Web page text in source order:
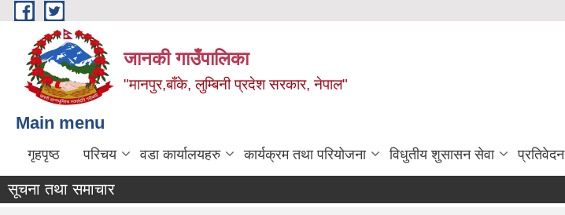
Skip to main content
जानकी गाउँपालिका
"मानपुर,बाँके, लुम्बिनी प्रदेश सरकार, नेपाल"
Main menu
गृहपृष्ठ परिचय वडा कार्यालयहरु कार्यक्रम तथा परियोजना विधुतीय शुसासन सेवा प्रतिवेदन
सूचना तथा समाचार